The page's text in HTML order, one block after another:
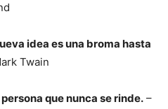
idea es una broma hasta
Twain
que nunca se rinde. –